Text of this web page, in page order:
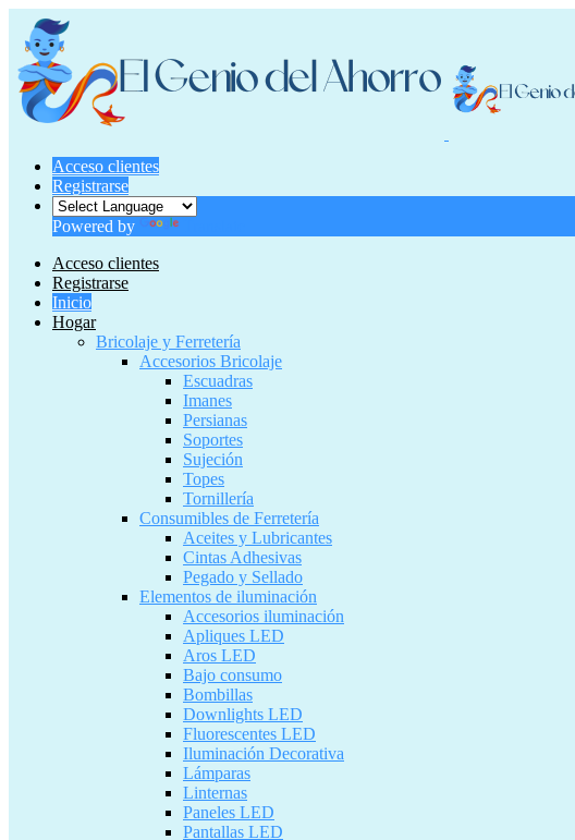
Acceso clientes
Registrarse
Powered by
Acceso clientes
Registrarse
Inicio
Hogar
Bricolaje y Ferretería
Accesorios Bricolaje
Escuadras
Imanes
Persianas
Soportes
Sujeción
Topes
Tornillería
Consumibles de Ferretería
Aceites y Lubricantes
Cintas Adhesivas
Pegado y Sellado
Elementos de iluminación
Accesorios iluminación
Apliques LED
Aros LED
Bajo consumo
Bombillas
Downlights LED
Fluorescentes LED
Iluminación Decorativa
Lámparas
Linternas
Paneles LED
Pantallas LED